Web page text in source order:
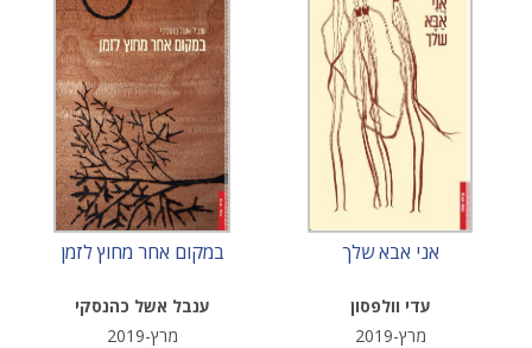
אני אבא שלך
עדי וולפסון
מרץ-2019
במקום אחר מחוץ לזמן
ענבל אשל כהנסקי
מרץ-2019